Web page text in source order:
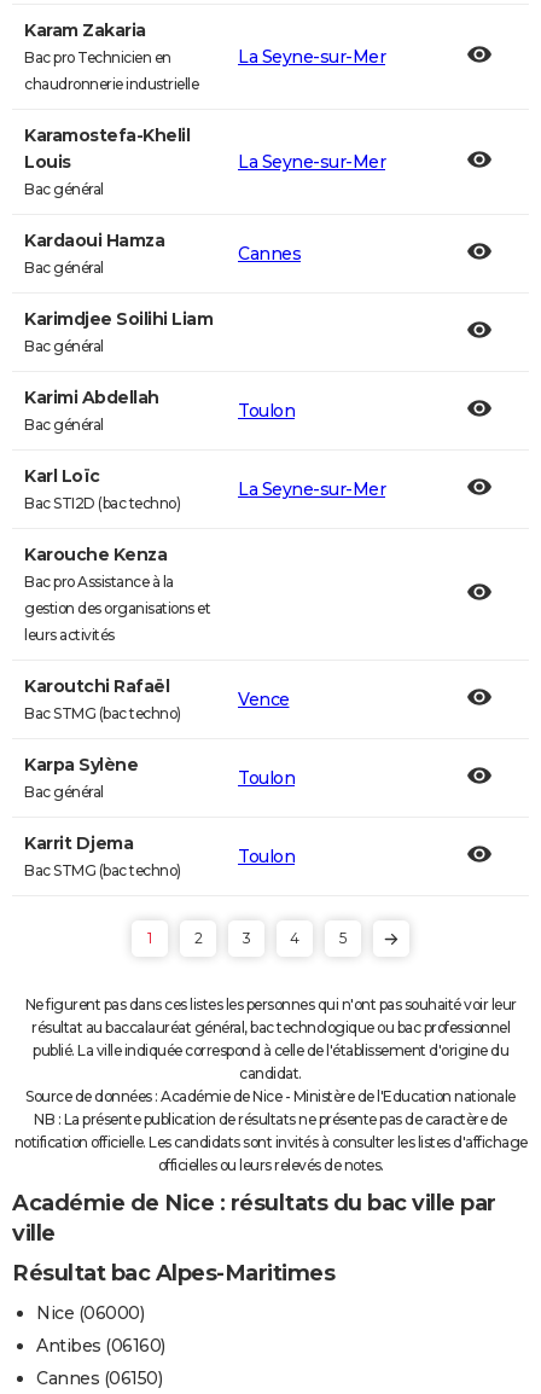
Karam Zakaria
Bac pro Technicien en
chaudronnerie industrielle
La Seyne-sur-Mer
Karamostefa-Khelil
Louis
Bac général
La Seyne-sur-Mer
Kardaoui Hamza
Bac général
Cannes
Karimdjee Soilihi Liam
Bac général
Karimi Abdellah
Bac général
Toulon
Karl Loïc
Bac STI2D (bac techno)
La Seyne-sur-Mer
Karouche Kenza
Bac pro Assistance à la
gestion des organisations et
leurs activités
Karoutchi Rafaël
Bac STMG (bac techno)
Vence
Karpa Sylène
Bac général
Toulon
Karrit Djema
Bac STMG (bac techno)
Toulon
1 2 3 4 5
Ne figurent pas dans ces listes les personnes qui n'ont pas souhaité voir leur
résultat au baccalauréat général, bac technologique ou bac professionnel
publié. La ville indiquée correspond à celle de l'établissement d'origine du
candidat.
Source de données : Académie de Nice - Ministère de l'Education nationale
NB : La présente publication de résultats ne présente pas de caractère de
notification officielle. Les candidats sont invités à consulter les listes d'affichage
officielles ou leurs relevés de notes.
Académie de Nice : résultats du bac ville par
ville
Résultat bac Alpes-Maritimes
Nice (06000)
Antibes (06160)
Cannes (06150)